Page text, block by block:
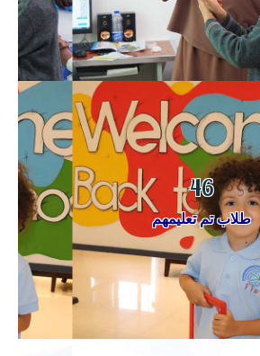
46
طلاب تم تعليمهم